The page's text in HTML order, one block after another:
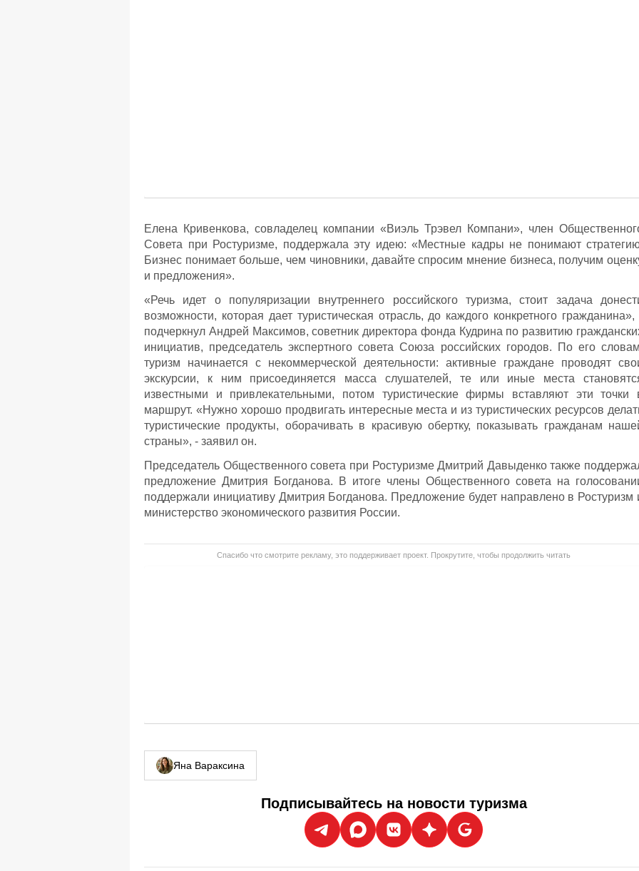
Елена Кривенкова, совладелец компании «Виэль Трэвел Компани», член
Совета при Ростуризме, поддержала эту идею: «Местные кадры не понимают
Бизнес понимает больше, чем чиновники, давайте спросим мнение бизнеса, получим
и предложения».
«Речь идет о популяризации внутреннего российского туризма, стоит задача
возможности, которая дает туристическая отрасль, до каждого конкретного гражданина»,
подчеркнул Андрей Максимов, советник директора фонда Кудрина по развитию
инициатив, председатель экспертного совета Союза российских городов. По его
туризм начинается с некоммерческой деятельности: активные граждане проводят
экскурсии, к ним присоединяется масса слушателей, те или иные места
известными и привлекательными, потом туристические фирмы вставляют эти точки
маршрут. «Нужно хорошо продвигать интересные места и из туристических ресурсов
туристические продукты, оборачивать в красивую обертку, показывать гражданам
страны», - заявил он.
Председатель Общественного совета при Ростуризме Дмитрий Давыденко также
предложение Дмитрия Богданова. В итоге члены Общественного совета на
поддержали инициативу Дмитрия Богданова. Предложение будет направлено в Ростуризм
министерство экономического развития России.
Спасибо что смотрите рекламу, это поддерживает проект. Прокрутите, чтобы продолжить читать
Яна Вараксина
Подписывайтесь на новости туризма